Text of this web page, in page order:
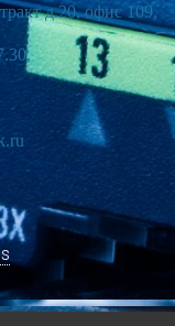
д.20, офис 109,